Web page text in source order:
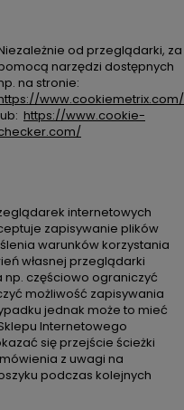
od przeglądarki, za
narzędzi dostępnych
na stronie:
www.cookiemetrix.com/
https://www.cookie-
internetowych
zapisywanie plików
warunków korzystania
własnej przeglądarki
np. częściowo ograniczyć
możliwość zapisywania
jednak może to mieć
Internetowego
się przejście ścieżki
z uwagi na
podczas kolejnych